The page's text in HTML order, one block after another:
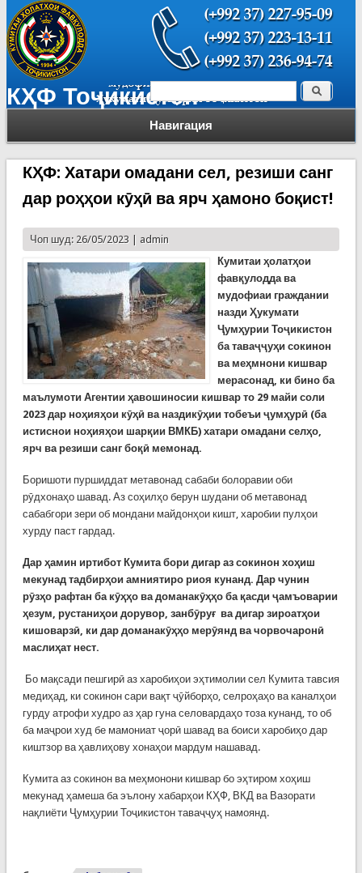
КҲФ Тоҷикистон
Навигация
Форма поиска Поиск
КҲФ: Хатари омадани сел, резиши санг
дар роҳҳои кӯҳӣ ва ярч ҳамоно боқист!
Чоп шуд: 26/05/2023 | admin
Кумитаи ҳолатҳои
фавқулодда ва
мудофиаи граждании
назди Ҳукумати
Ҷумҳурии Тоҷикистон
ба таваҷҷуҳи сокинон
ва меҳмнони кишвар
мерасонад, ки бино ба
маълумоти Агентии ҳавошиносии кишвар то 29 майи соли
2023 дар ноҳияҳои кӯҳӣ ва наздикӯҳии тобеъи ҷумҳурӣ (ба
истиснои ноҳияҳои шарқии ВМКБ) хатари омадани селҳо,
ярч ва резиши санг боқӣ мемонад.
Боришоти пуршиддат метавонад сабаби болоравии оби
рӯдхонаҳо шавад. Аз соҳилҳо берун шудани об метавонад
сабабгори зери об мондани майдонҳои кишт, харобии пулҳои
хурду паст гардад.
Дар ҳамин иртибот Кумита бори дигар аз сокинон хоҳиш
мекунад тадбирҳои амниятиро риоя кунанд. Дар чунин
рӯзҳо рафтан ба кӯҳҳо ва доманакӯҳҳо ба қасди ҷамъоварии
ҳезум, рустаниҳои дорувор, занбӯруғ ва дигар зироатҳои
кишоварзӣ, ки дар доманакӯҳҳо мерӯянд ва чорвочаронӣ
маслиҳат нест.
Бо мақсади пешгирӣ аз харобиҳои эҳтимолии сел Кумита тавсия
медиҳад, ки сокинон сари вақт ҷӯйборҳо, селроҳаҳо ва каналҳои
гурду атрофи худро аз ҳар гуна селовардаҳо тоза кунанд, то об
ба маҷрои худ бе мамониат ҷорӣ шавад ва боиси харобиҳо дар
киштзор ва ҳавлиҳову хонаҳои мардум нашавад.
Кумита аз сокинон ва меҳмонони кишвар бо эҳтиром хоҳиш
мекунад ҳамеша ба эълону хабарҳои КҲФ, ВКД ва Вазорати
нақлиёти Ҷумҳурии Тоҷикистон таваҷҷуҳ намоянд.